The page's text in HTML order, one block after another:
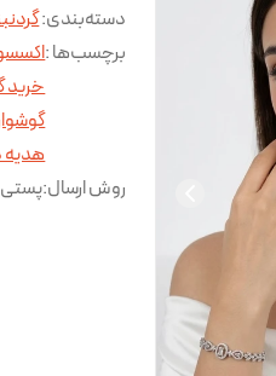
دسته‌بندی:
برچسب‌ها :
خرید
هدیه
روش ارسال:پستی